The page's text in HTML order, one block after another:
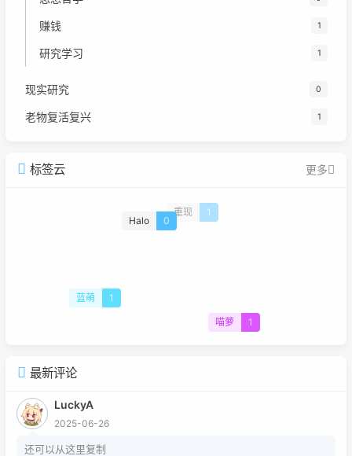
赚钱 1
研究学习 1
现实研究 0
老物复活复兴 1
标签云 更多
Halo 0
喵萝 1
重现 1
蓝萌 1
最新评论
LuckyA
2025-06-26
还可以从这里复制